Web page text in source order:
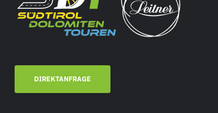
DIREKTANFRAGE